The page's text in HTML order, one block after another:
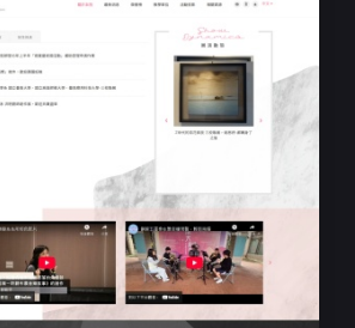
學校學院網站設計
臺南大學藝術學院